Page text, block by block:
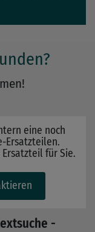
eine noch
Ersatzteilen.
für Sie.
-